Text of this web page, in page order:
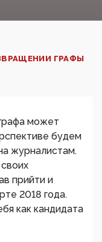
ГРАФЫ
может
будем
журналистам.
прийти и
2018 года.
как кандидата